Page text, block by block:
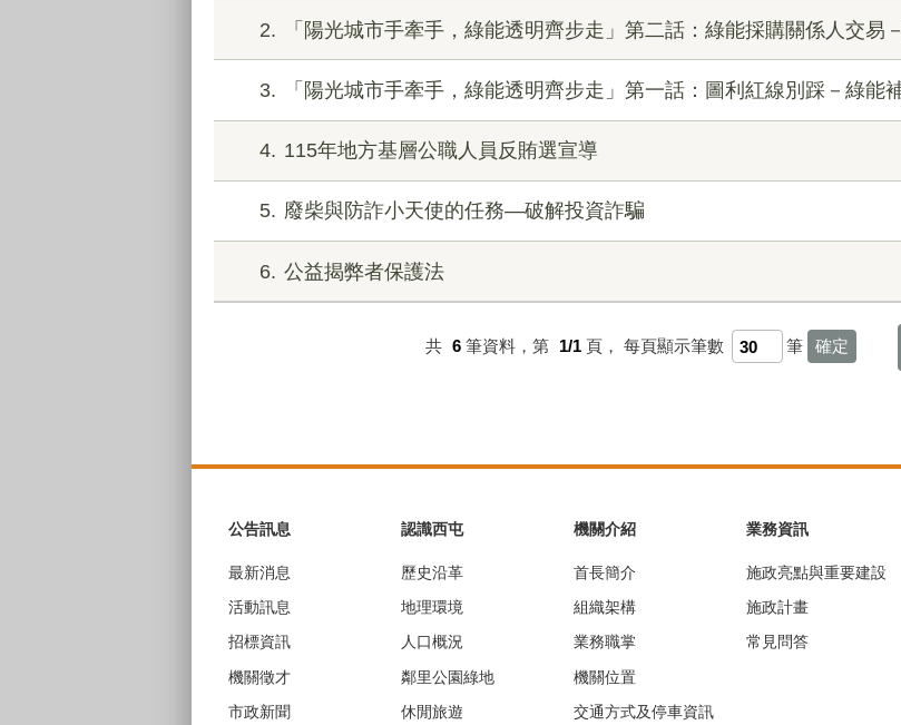
2 「陽光城市手牽手，綠能透明齊步走」第二話：綠能採購關係人交易
3 「陽光城市手牽手，綠能透明齊步走」第一話：圖利紅線別踩－綠能
4 115年地方基層公職人員反賄選宣導
5 廢柴與防詐小天使的任務—破解投資詐騙
6 公益揭弊者保護法
共 6 筆資料，第 1/1 頁， 每頁顯示筆數 筆
公告訊息
最新消息
活動訊息
招標資訊
機關徵才
市政新聞
認識西屯
歷史沿革
地理環境
人口概況
鄰里公園綠地
休閒旅遊
機關介紹
首長簡介
組織架構
業務職掌
機關位置
交通方式及停車資訊
業務資訊
施政亮點與重要建設
施政計畫
常見問答